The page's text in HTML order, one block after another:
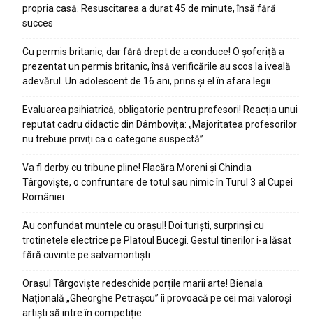
propria casă. Resuscitarea a durat 45 de minute, însă fără
succes
Cu permis britanic, dar fără drept de a conduce! O șoferiță a
prezentat un permis britanic, însă verificările au scos la iveală
adevărul. Un adolescent de 16 ani, prins și el în afara legii
Evaluarea psihiatrică, obligatorie pentru profesori! Reacția unui
reputat cadru didactic din Dâmbovița: „Majoritatea profesorilor
nu trebuie priviți ca o categorie suspectă”
Va fi derby cu tribune pline! Flacăra Moreni și Chindia
Târgoviște, o confruntare de totul sau nimic în Turul 3 al Cupei
României
Au confundat muntele cu orașul! Doi turiști, surprinși cu
trotinetele electrice pe Platoul Bucegi. Gestul tinerilor i-a lăsat
fără cuvinte pe salvamontiști
Orașul Târgoviște redeschide porțile marii arte! Bienala
Națională „Gheorghe Petrașcu” îi provoacă pe cei mai valoroși
artiști să intre în competiție